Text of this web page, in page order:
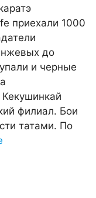
приехали 1000
до
и черные
Кекушинкай
филиал. Бои
татами. По